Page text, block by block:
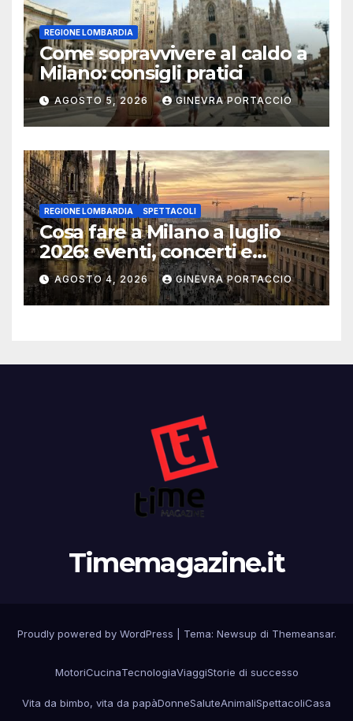
REGIONE LOMBARDIA
Come sopravvivere al caldo a
Milano: consigli pratici
AGOSTO 5, 2026 GINEVRA PORTACCIO
REGIONE LOMBARDIA SPETTACOLI
Cosa fare a Milano a luglio
2026: eventi, concerti e
mostre
AGOSTO 4, 2026 GINEVRA PORTACCIO
Timemagazine.it
Proudly powered by WordPress Tema: Newsup di Themeansar.
MotoriCucinaTecnologiaViaggiStorie di successo
Vita da bimbo, vita da papàDonneSaluteAnimaliSpettacoliCasa